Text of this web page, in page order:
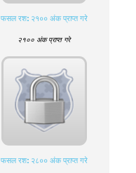
फसल रश: २१०० अंक प्राप्त गरे
२१०० अंक प्राप्त गरे
फसल रश: २८०० अंक प्राप्त गरे